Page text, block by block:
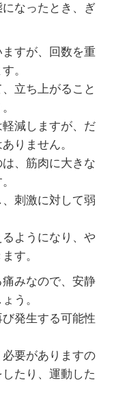
なったとき、ぎ
すが、回数を重
。
立ち上がること
減しますが、だ
りません。
、筋肉に大きな
刺激に対して弱
ようになり、や
す。
みなので、安静
う。
発生する可能性
要がありますの
たり、運動した